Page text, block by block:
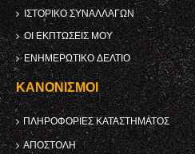
ΙΣΤΟΡΙΚΌ ΣΥΝΑΛΛΑΓΏΝ
ΟΙ ΕΚΠΤΏΣΕΙΣ ΜΟΥ
ΕΝΗΜΕΡΩΤΙΚΌ ΔΕΛΤΊΟ
ΚΑΝΟΝΙΣΜΟΊ
ΠΛΗΡΟΦΟΡΊΕΣ ΚΑΤΑΣΤΉΜΑΤΟΣ
ΑΠΟΣΤΟΛΉ